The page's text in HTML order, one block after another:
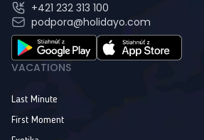
+421 232 313 100
podpora@holidayo.com
VACATIONS
Last Minute
First Moment